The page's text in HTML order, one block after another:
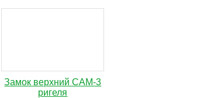
Замок верхний САМ-3
ригеля